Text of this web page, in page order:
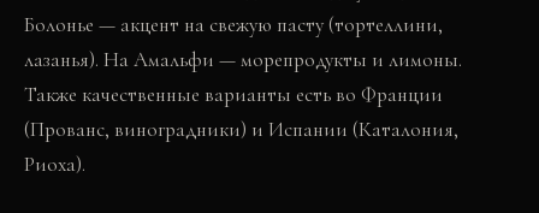
Болонье — акцент на свежую пасту (тортеллини,
лазанья). На Амальфи — морепродукты и лимоны.
Также качественные варианты есть во Франции
(Прованс, виноградники) и Испании (Каталония,
Риоха).